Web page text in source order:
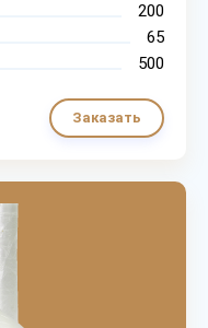
200
65
500
Заказать